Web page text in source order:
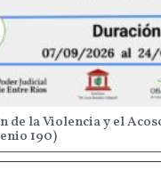
de la Violencia y el
190)